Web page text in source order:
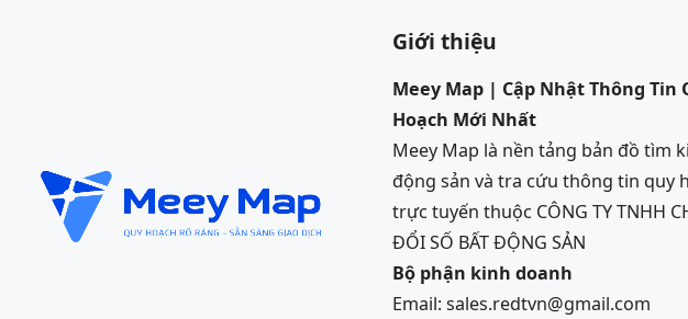
Giới thiệu
Meey Map | Cập Nhật Thông Tin
Hoạch Mới Nhất
Meey Map là nền tảng bản đồ tìm
động sản và tra cứu thông tin quy
trực tuyến thuộc CÔNG TY TNHH
ĐỔI SỐ BẤT ĐỘNG SẢN
Bộ phận kinh doanh
Email: sales.redtvn@gmail.com